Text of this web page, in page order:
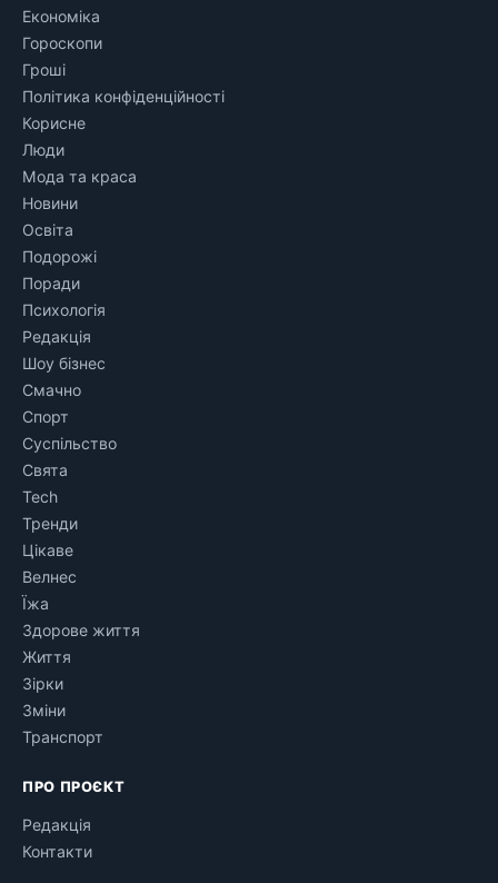
Економіка
Гороскопи
Гроші
Політика конфіденційності
Корисне
Люди
Мода та краса
Новини
Освіта
Подорожі
Поради
Психологія
Редакція
Шоу бізнес
Смачно
Спорт
Суспільство
Свята
Tech
Тренди
Цікаве
Велнес
Їжа
Здорове життя
Життя
Зірки
Зміни
Транспорт
ПРО ПРОЄКТ
Редакція
Контакти